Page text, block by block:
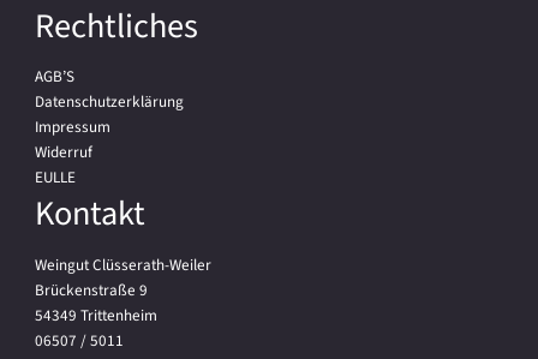
Rechtliches
AGB’S
Datenschutzerklärung
Impressum
Widerruf
EULLE
Kontakt
Weingut Clüsserath-Weiler
Brückenstraße 9
54349 Trittenheim
06507 / 5011